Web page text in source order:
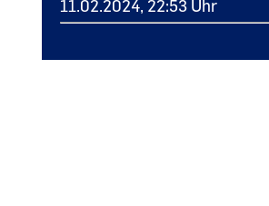
11.02.2024, 22:53 Uhr